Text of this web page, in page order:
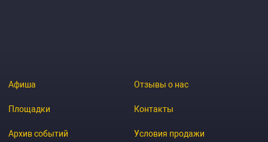
Афиша
Площадки
Архив событий
Отзывы о нас
Контакты
Условия продажи